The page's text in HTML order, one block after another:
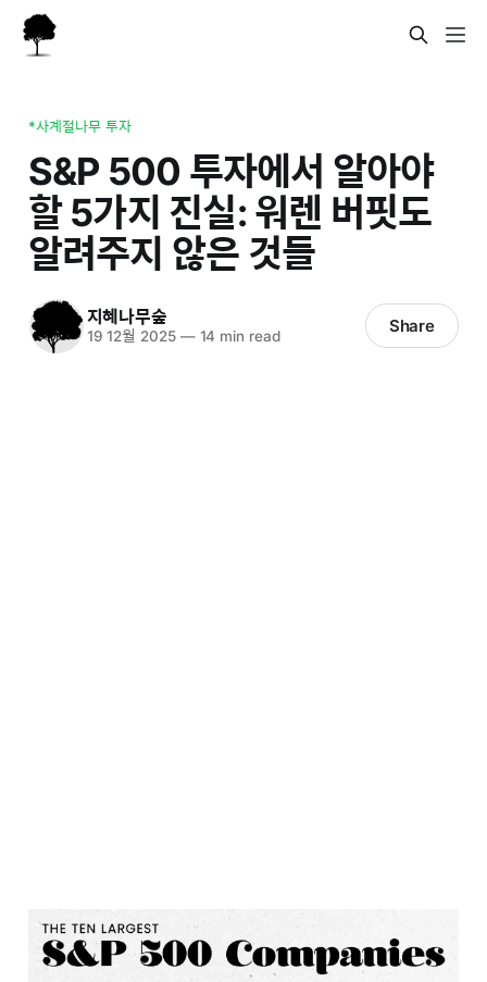
*사계절나무 투자
S&P 500 투자에서 알아야
할 5가지 진실: 워렌 버핏도
알려주지 않은 것들
지혜나무숲
19 12월 2025 —14 min read Share